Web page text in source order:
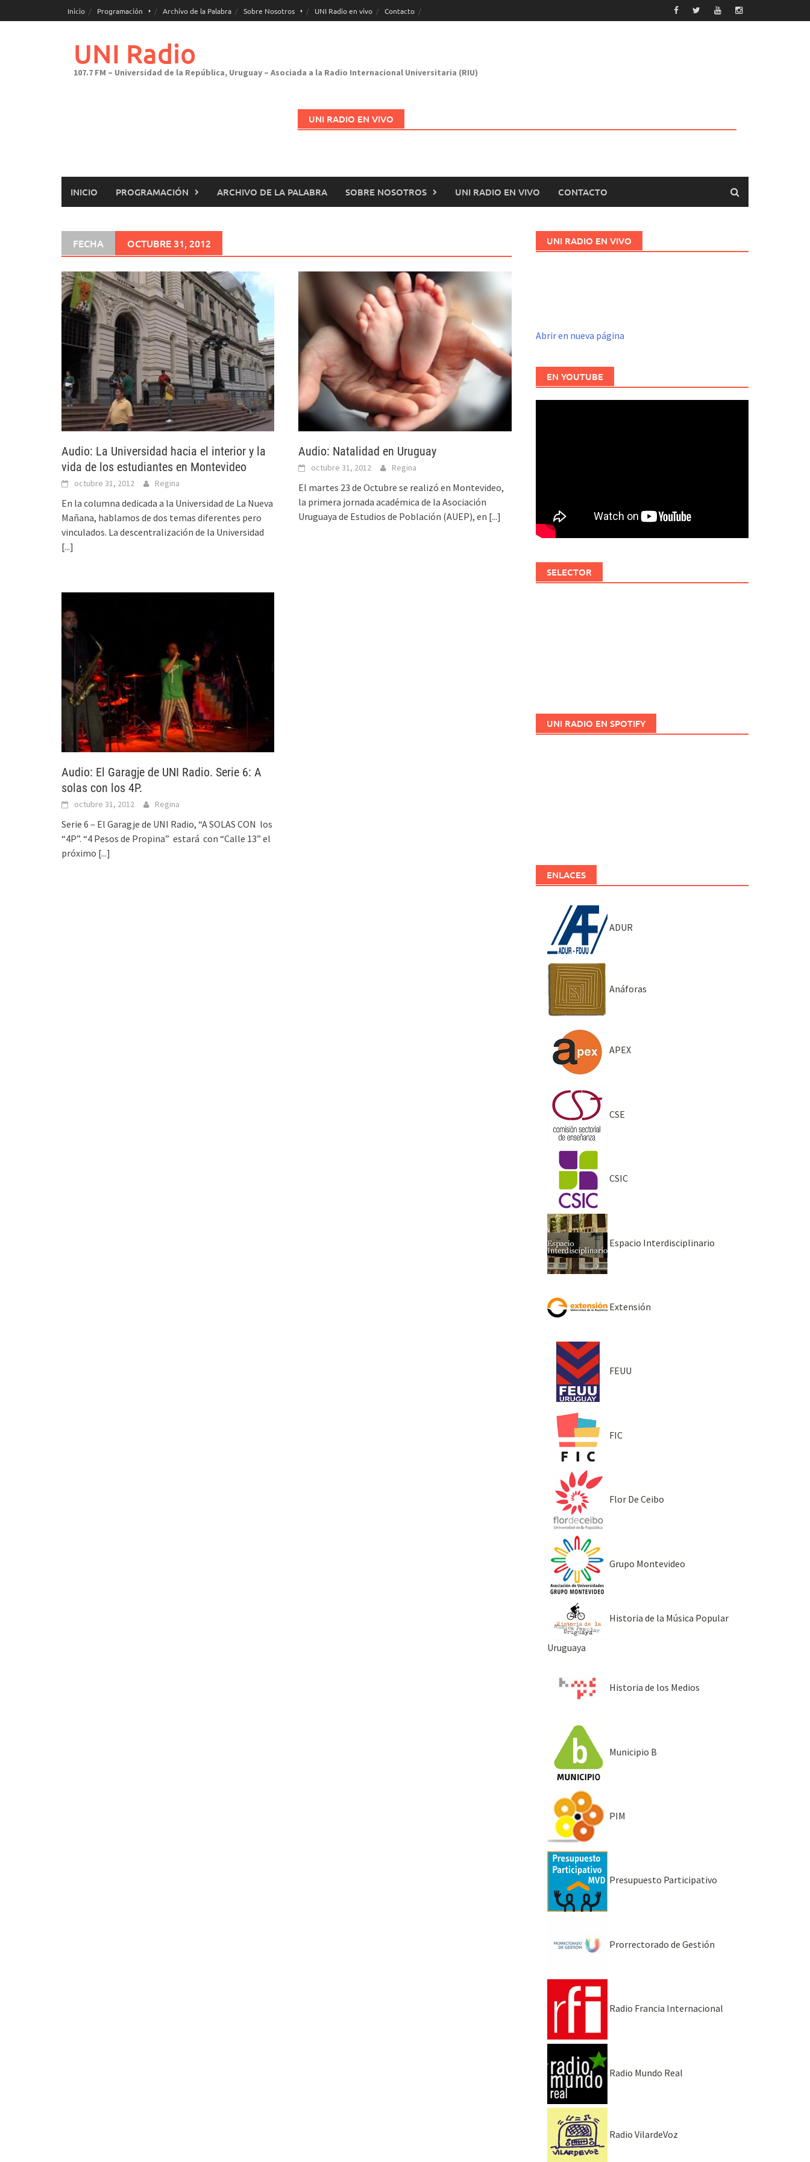
al
Inicio Programación Archivo de la Palabra Sobre Nosotros UNI Radio en vivo Contacto
UNI Radio
107.7 FM – Universidad de la República, Uruguay – Asociada a la Radio Internacional Universitaria (RIU)
UNI RADIO EN VIVO
INICIO PROGRAMACIÓN ARCHIVO DE LA PALABRA SOBRE NOSOTROS UNI RADIO EN VIVO CONTACTO
FECHA OCTUBRE 31, 2012
Audio: La Universidad hacia el interior y la
vida de los estudiantes en Montevideo
octubre 31, 2012 Regina
En la columna dedicada a la Universidad de La Nueva
Mañana, hablamos de dos temas diferentes pero
vinculados. La descentralización de la Universidad
[...]
Audio: Natalidad en Uruguay
octubre 31, 2012 Regina
El martes 23 de Octubre se realizó en Montevideo,
la primera jornada académica de la Asociación
Uruguaya de Estudios de Población (AUEP), en [...]
Audio: El Garagje de UNI Radio. Serie 6: A
solas con los 4P.
octubre 31, 2012 Regina
Serie 6 – El Garagje de UNI Radio, “A SOLAS CON los
“4P”. “4 Pesos de Propina” estará con “Calle 13” el
próximo [...]
UNI RADIO EN VIVO
Abrir en nueva página
EN YOUTUBE
SELECTOR
UNI RADIO EN SPOTIFY
ENLACES
ADUR
Anáforas
APEX
CSE
CSIC
Espacio Interdisciplinario
Extensión
FEUU
FIC
Flor De Ceibo
Grupo Montevideo
Historia de la Música Popular
Uruguaya
Historia de los Medios
Municipio B
PIM
Presupuesto Participativo
Prorrectorado de Gestión
Radio Francia Internacional
Radio Mundo Real
Radio VilardeVoz